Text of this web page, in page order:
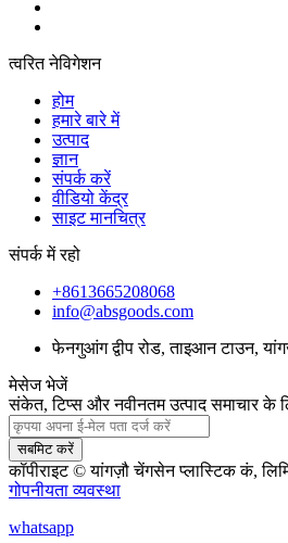
त्वरित नेविगेशन
होम
हमारे बारे में
उत्पाद
ज्ञान
संपर्क करें
वीडियो केंद्र
साइट मानचित्र
संपर्क में रहो
+8613665208068
info@absgoods.com
फेनगुआंग द्वीप रोड, ताइआन टाउन,
मेसेज भेजें
संकेत, टिप्स और नवीनतम उत्पाद समाचार
सबमिट करें
कॉपीराइट © यांगज़ौ चेंगसेन प्लास्टिक कं,
गोपनीयता व्यवस्था
whatsapp